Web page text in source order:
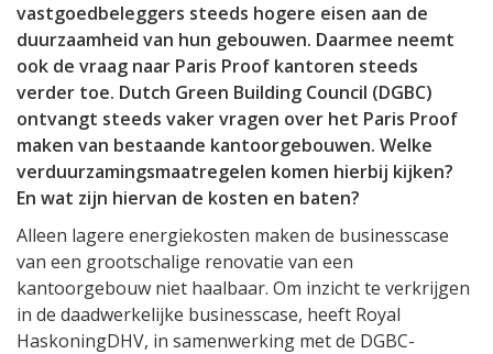
vastgoedbeleggers steeds hogere eisen aan de
duurzaamheid van hun gebouwen. Daarmee neemt
ook de vraag naar Paris Proof kantoren steeds
verder toe. Dutch Green Building Council (DGBC)
ontvangt steeds vaker vragen over het Paris Proof
maken van bestaande kantoorgebouwen. Welke
verduurzamingsmaatregelen komen hierbij kijken?
En wat zijn hiervan de kosten en baten?
Alleen lagere energiekosten maken de businesscase
van een grootschalige renovatie van een
kantoorgebouw niet haalbaar. Om inzicht te verkrijgen
in de daadwerkelijke businesscase, heeft Royal
HaskoningDHV, in samenwerking met de DGBC-